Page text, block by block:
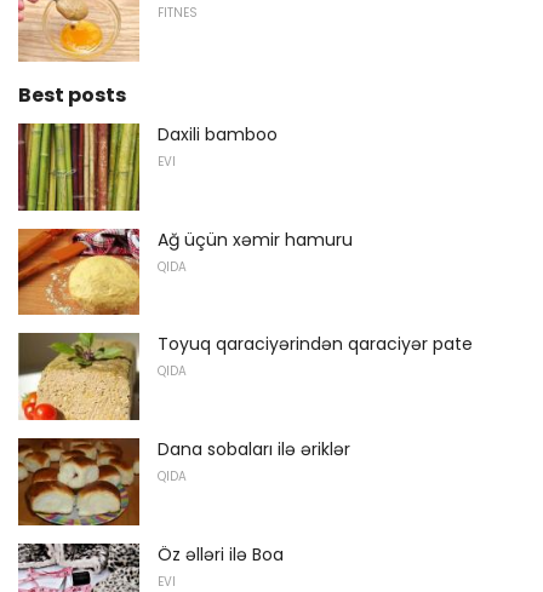
FITNES
Best posts
Daxili bamboo
EVI
Ağ üçün xəmir hamuru
QIDA
Toyuq qaraciyərindən qaraciyər pate
QIDA
Dana sobaları ilə əriklər
QIDA
Öz əlləri ilə Boa
EVI